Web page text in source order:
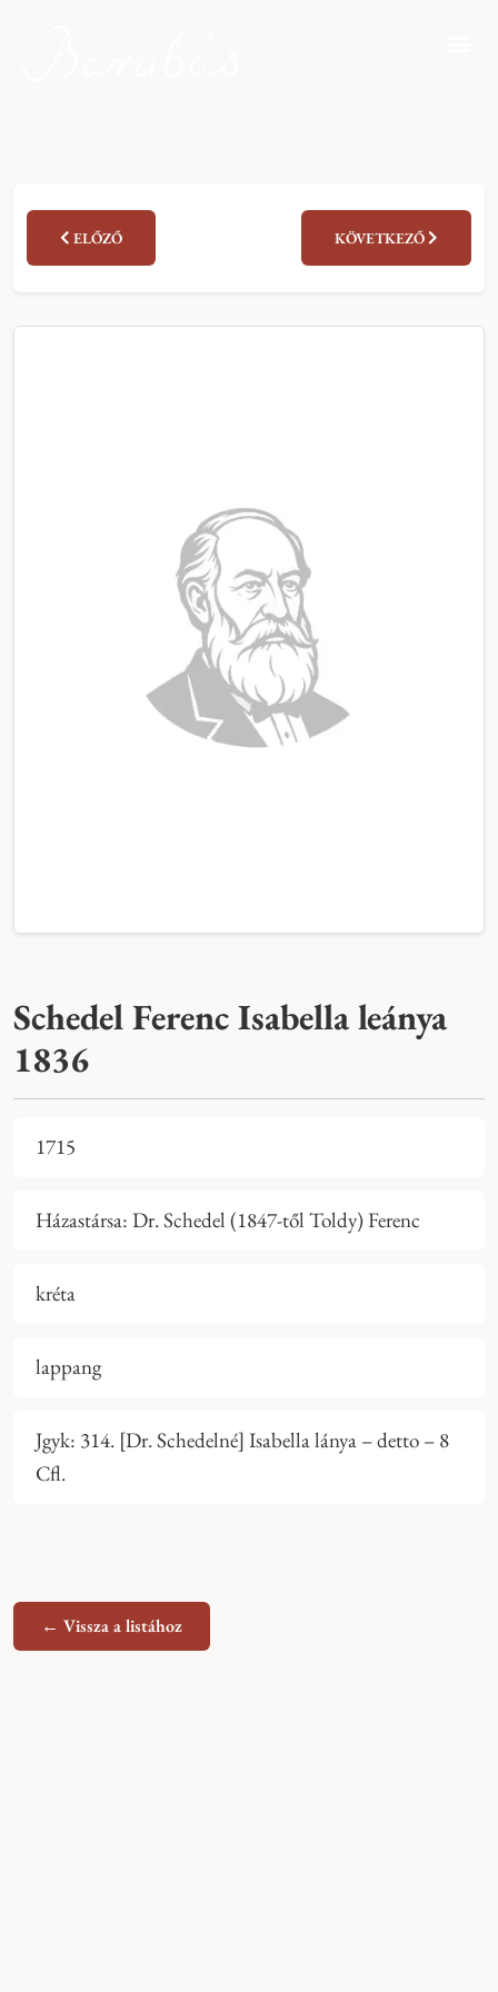
ELŐZŐ KÖVETKEZŐ
Schedel Ferenc Isabella leánya
1836
1715
Házastársa: Dr. Schedel (1847-től Toldy) Ferenc
kréta
lappang
Jgyk: 314. [Dr. Schedelné] Isabella lánya – detto – 8
Cfl.
← Vissza a listához